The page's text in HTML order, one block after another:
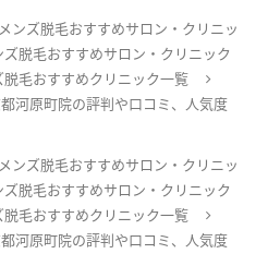
ンズ脱毛おすすめサロン・クリニッ
脱毛おすすめサロン・クリニック
毛おすすめクリニック一覧
河原町院の評判や口コミ、人気度
ンズ脱毛おすすめサロン・クリニッ
脱毛おすすめサロン・クリニック
毛おすすめクリニック一覧
河原町院の評判や口コミ、人気度